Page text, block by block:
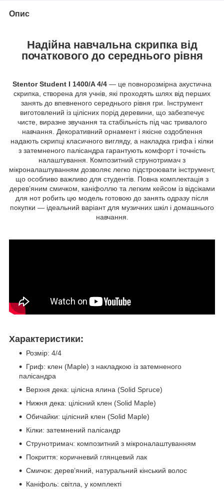
Опис
Надійна навчальна скрипка від
початкового до середнього рівня
Stentor Student I 1400/A 4/4 — це повнорозмірна акустична
скрипка, створена для учнів, які проходять шлях від перших
занять до впевненого середнього рівня гри. Інструмент
виготовлений із цілісних порід деревини, що забезпечує
чисте, виразне звучання та стабільність під час тривалого
навчання. Декоративний орнамент і якісне оздоблення
надають скрипці класичного вигляду, а накладка грифа і кілки
з затемненого палісандра гарантують комфорт і точність
налаштування. Композитний струнотримач з
мікроналаштуванням дозволяє легко підстроювати інструмент,
що особливо важливо для студентів. Повна комплектація з
дерев’яним смичком, каніфоллю та легким кейсом із відсіками
для нот робить цю модель готовою до занять одразу після
покупки — ідеальний варіант для музичних шкіл і домашнього
навчання.
Характеристики:
Розмір: 4/4
Гриф: клен (Maple) з накладкою із затемненого
палісандра
Верхня дека: цілісна ялина (Solid Spruce)
Нижня дека: цілісний клен (Solid Maple)
Обичайки: цілісний клен (Solid Maple)
Кілки: затемнений палісандр
Струнотримач: композитний з мікроналаштуванням
Покриття: коричневий глянцевий лак
Смичок: дерев’яний, натуральний кінський волос
Каніфоль: світла, у комплекті